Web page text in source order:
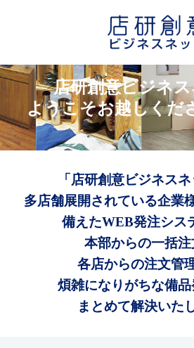
店研創意ビジネ
ようこそお越しくだ
「店研創意ビジネスネ
多店舗展開されている企業
備えたWEB発注シス
本部からの一括注
各店からの注文管
煩雑になりがちな備
まとめて解決いた